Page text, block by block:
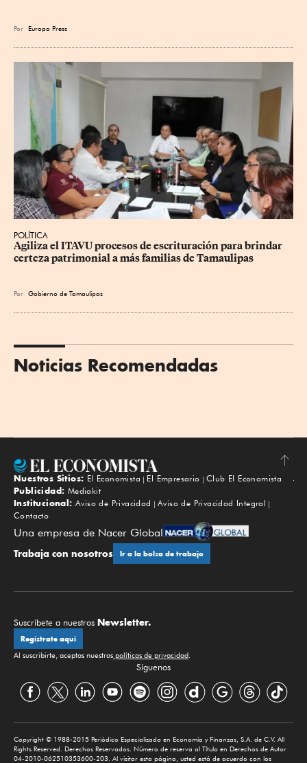
Por Europa Press
POLÍTICA
Agiliza el ITAVU procesos de escrituración para brindar
certeza patrimonial a más familias de Tamaulipas
Por Gobierno de Tamaulipas
Noticias Recomendadas
Subir
Nuestros Sitios: El Economista El Empresario
Club El Economista
Publicidad: Mediakit
Institucional: Aviso de Privacidad
Aviso de Privacidad Integral
Contacto
Una empresa de Nacer Global
Trabaja con nosotros Ir a la bolsa de trabajo
Suscríbete a nuestros Newsletter.
Regístrate aquí
Al suscribirte, aceptas nuestras políticas de privacidad.
Síguenos
Copyright © 1988-2015 Periódico Especializado en Economía y Finanzas, S.A. de C.V. All
Rights Reserved. Derechos Reservados. Número de reserva al Título en Derechos de Autor
04-2010-062510353600-203. Al visitar esta página, usted está de acuerdo con los